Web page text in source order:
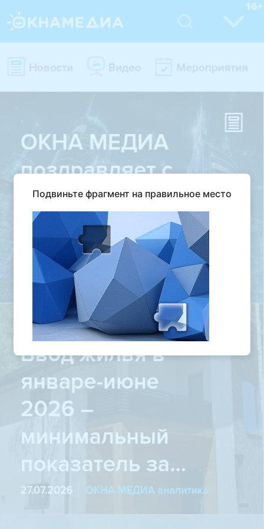
Подвиньте фрагмент на правильное место